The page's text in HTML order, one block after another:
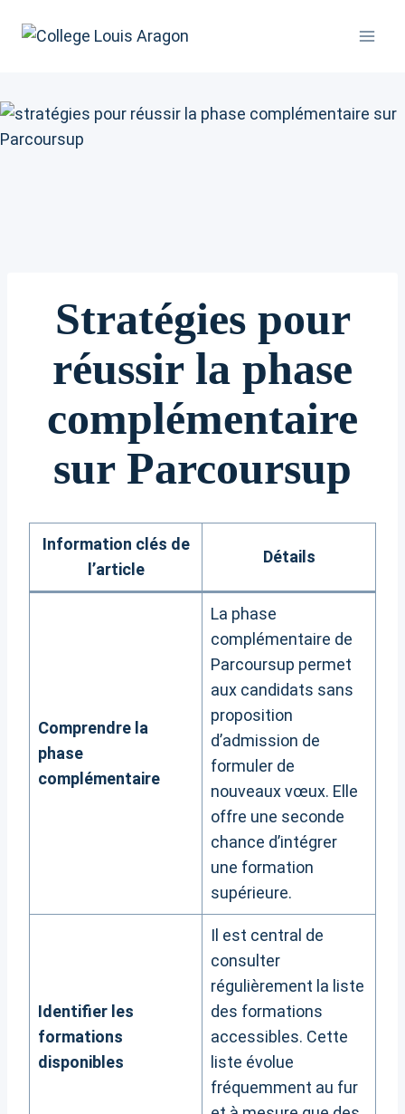
Stratégies pour
réussir la phase
complémentaire
sur Parcoursup
Information clés de
l’article
Détails
Comprendre la
phase
complémentaire
La phase
complémentaire de
Parcoursup permet
aux candidats sans
proposition
d’admission de
formuler de
nouveaux vœux. Elle
offre une seconde
chance d’intégrer
une formation
supérieure.
Identifier les
formations
disponibles
Il est central de
consulter
régulièrement la liste
des formations
accessibles. Cette
liste évolue
fréquemment au fur